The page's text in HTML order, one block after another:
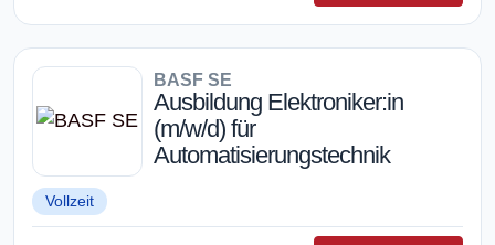
BASF SE
Ausbildung Elektroniker:in
(m/w/d) für
Automatisierungstechnik
Vollzeit